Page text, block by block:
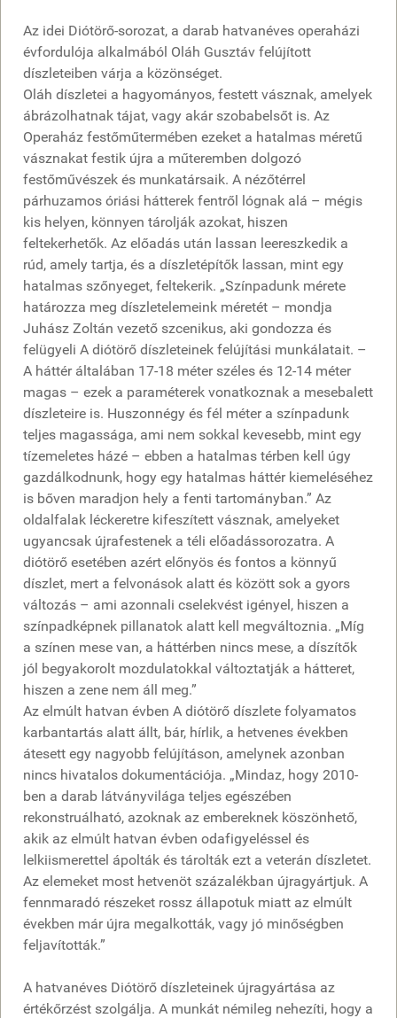
Az idei Diótörő-sorozat, a darab hatvanéves operaházi
évfordulója alkalmából Oláh Gusztáv felújított
díszleteiben várja a közönséget.
Oláh díszletei a hagyományos, festett vásznak, amelyek
ábrázolhatnak tájat, vagy akár szobabelsőt is. Az
Operaház festőműtermében ezeket a hatalmas méretű
vásznakat festik újra a műteremben dolgozó
festőművészek és munkatársaik. A nézőtérrel
párhuzamos óriási hátterek fentről lógnak alá – mégis
kis helyen, könnyen tárolják azokat, hiszen
feltekerhetők. Az előadás után lassan leereszkedik a
rúd, amely tartja, és a díszletépítők lassan, mint egy
hatalmas szőnyeget, feltekerik. „Színpadunk mérete
határozza meg díszletelemeink méretét – mondja
Juhász Zoltán vezető szcenikus, aki gondozza és
felügyeli A diótörő díszleteinek felújítási munkálatait. –
A háttér általában 17-18 méter széles és 12-14 méter
magas – ezek a paraméterek vonatkoznak a mesebalett
díszleteire is. Huszonnégy és fél méter a színpadunk
teljes magassága, ami nem sokkal kevesebb, mint egy
tízemeletes házé – ebben a hatalmas térben kell úgy
gazdálkodnunk, hogy egy hatalmas háttér kiemeléséhez
is bőven maradjon hely a fenti tartományban.” Az
oldalfalak léckeretre kifeszített vásznak, amelyeket
ugyancsak újrafestenek a téli előadássorozatra. A
diótörő esetében azért előnyös és fontos a könnyű
díszlet, mert a felvonások alatt és között sok a gyors
változás – ami azonnali cselekvést igényel, hiszen a
színpadképnek pillanatok alatt kell megváltoznia. „Míg
a színen mese van, a háttérben nincs mese, a díszítők
jól begyakorolt mozdulatokkal változtatják a hátteret,
hiszen a zene nem áll meg.”
Az elmúlt hatvan évben A diótörő díszlete folyamatos
karbantartás alatt állt, bár, hírlik, a hetvenes években
átesett egy nagyobb felújításon, amelynek azonban
nincs hivatalos dokumentációja. „Mindaz, hogy 2010-
ben a darab látványvilága teljes egészében
rekonstruálható, azoknak az embereknek köszönhető,
akik az elmúlt hatvan évben odafigyeléssel és
lelkiismerettel ápolták és tárolták ezt a veterán díszletet.
Az elemeket most hetvenöt százalékban újragyártjuk. A
fennmaradó részeket rossz állapotuk miatt az elmúlt
években már újra megalkották, vagy jó minőségben
feljavították.”
A hatvanéves Diótörő díszleteinek újragyártása az
értékőrzést szolgálja. A munkát némileg nehezíti, hogy a